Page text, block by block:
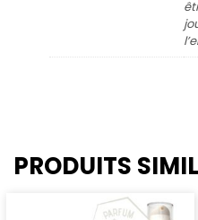
PRODUITS